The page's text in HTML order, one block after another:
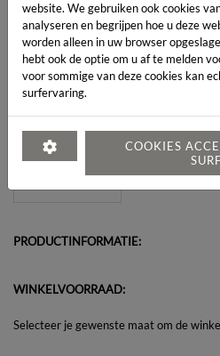
LENGTE:*
MAAT:*
Heeft u een vraag over dit artikel?
PRODUCTINFORMATIE:
WINKELVOORRAAD:
Selecteer je gewenste maat om de
website. We gebruiken ook cookies
analyseren en begrijpen hoe u deze
worden alleen in uw browser
hebt ook de optie om u af te melden
voor sommige van deze cookies kan
surfervaring.
COOKIES